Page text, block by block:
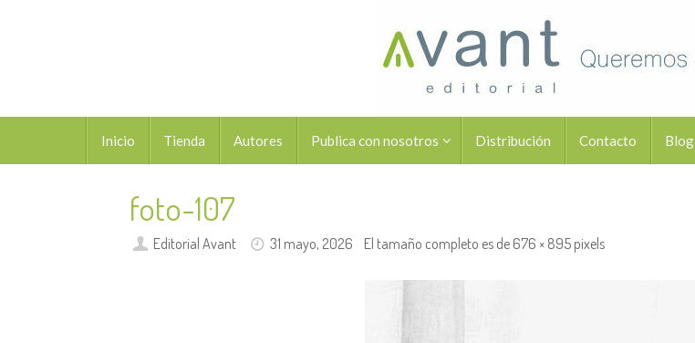
contenido
Inicio Tienda Autores Publica con nosotros Distribución Contacto Blog
foto-107
Editorial Avant 31 mayo, 2026 El tamaño completo es de676 × 895pixels